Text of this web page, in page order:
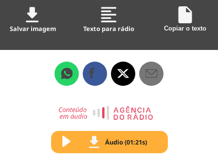
Salvar imagem Texto para rádio Copiar o texto
Áudio (01:21s)